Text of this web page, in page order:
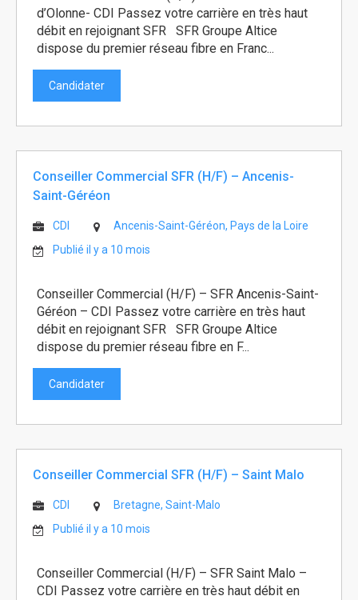
d’Olonne- CDI Passez votre carrière en très haut
débit en rejoignant SFR SFR Groupe Altice
dispose du premier réseau fibre en Franc...
Candidater
Conseiller Commercial SFR (H/F) – Ancenis-
Saint-Géréon
CDI
Ancenis-Saint-Géréon, Pays de la Loire
Publié il y a 10 mois
Conseiller Commercial (H/F) – SFR Ancenis-Saint-
Géréon – CDI Passez votre carrière en très haut
débit en rejoignant SFR SFR Groupe Altice
dispose du premier réseau fibre en F...
Candidater
Conseiller Commercial SFR (H/F) – Saint Malo
CDI
Bretagne, Saint-Malo
Publié il y a 10 mois
Conseiller Commercial (H/F) – SFR Saint Malo –
CDI Passez votre carrière en très haut débit en